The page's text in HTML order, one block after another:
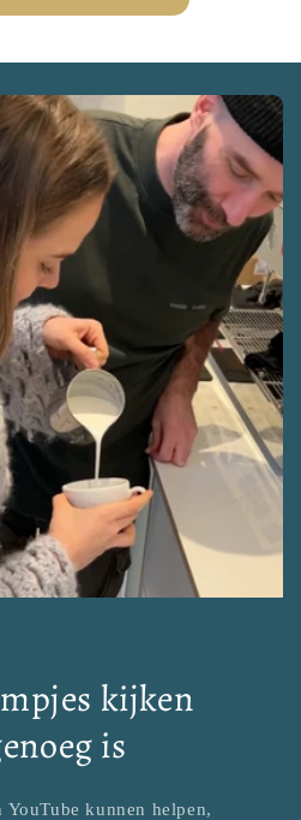
kijken
is
kunnen helpen,